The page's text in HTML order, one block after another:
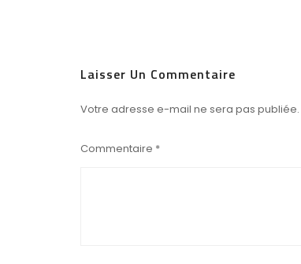
Laisser Un Commentaire
Votre adresse e-mail ne sera pas publiée.
Commentaire *